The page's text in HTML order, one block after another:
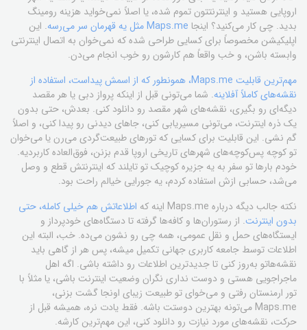
اروپایی هستید و اینترنتتون تموم شده، یا اصلاً نمی‌خواید هزینه رومینگ
بدید. چی کار می‌کنید؟ اینجا Maps.me مثل یه قهرمان سر می‌رسه‌
. این
اپلیکیشن مخصوصاً برای کسایی طراحی شده که نمی‌خوان به اتصال اینترنتی
وابسته باشن، و خب واقعاً هم کارشون رو خوب انجام می‌دن.
مهم‌ترین قابلیت Maps.me، همونطور که از اسمش پیداست، استفاده از
نقشه‌های کاملاً آفلاینه. شما می‌تونی قبل از اینکه پرواز دبی یا هر مقصد
دیگه‌ای رو بگیری، نقشه‌های شهر مقصد رو دانلود کنی. بعدش، حتی بدون
یک ذره اینترنت، می‌تونی مسیر‌یابی کنی، جاهای دیدنی رو پیدا کنی، و اصلاً
گم نشی. این قابلیت برای کسایی که تورهای طبیعت‌گردی می‌رن یا می‌خوان
تو کوچه پس‌کوچه‌های شهرهای تاریخی اروپا قدم بزنن، فوق‌العاده کاربردیه.
خودم بارها تو سفر به یه جزیره کوچیک تو تایلند که اینترنتش قطع و وصل
می‌شد، حسابی ازش استفاده کردم، یه جورایی خیالم راحت بود.
نکته جالب دیگه درباره Maps.me اینه که
اطلاعاتش هم خیلی کامله، حتی
بدون اینترنت. از رستوران‌ها و کافه‌ها گرفته تا دستگاه‌های خودپرداز و
ایستگاه‌های حمل و نقل عمومی، همه چی رو نشون می‌ده. خب، البته این
اطلاعات توسط جامعه کاربری جهانی تکمیل میشه، پس هر از گاهی باید
نقشه‌هاتو به‌روز کنی تا جدیدترین اطلاعات رو داشته باشی. اگه اهل
ماجراجویی هستی و دوست نداری نگران وضعیت اینترنت باشی، یا مثلاً با
تور ارمنستان رفتی و می‌خوای تو طبیعت زیبای اونجا گشت بزنی،
Maps.me می‌تونه بهترین دوستت باشه. فقط یادت نره، همیشه قبل از
حرکت، نقشه‌های مورد نیازت رو دانلود کنی، این مهم‌ترین کارشه.